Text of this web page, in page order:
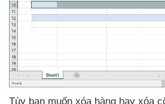
Tùy bạn muốn xóa hàng hay xóa